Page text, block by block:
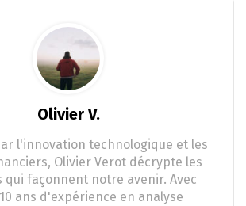
Olivier V.
l'innovation technologique et les
Olivier Verot décrypte les
qui façonnent notre avenir. Avec
ans d'expérience en analyse